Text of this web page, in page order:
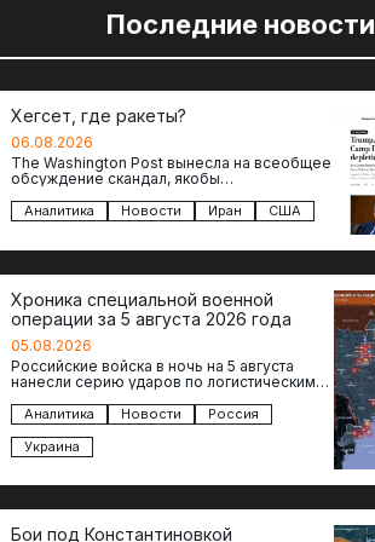
Последние новости
Хегсет, где ракеты?
06.08.2026
The Washington Post вынесла на всеобщее
обсуждение скандал, якобы
Трампом и военным министром Питом
Хегсетом в Кэмп-Дэвиде….
Аналитика Новости Иран США
Хроника специальной военной
операции за 5 августа 2026 года
05.08.2026
Российские войска в ночь на 5 августа
нанесли серию ударов по логистическим
Днепропетровской областях. Под…
Аналитика Новости
Россия
Украина
Бои под Константиновкой